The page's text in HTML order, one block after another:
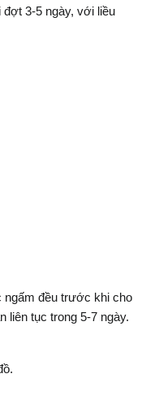
3-5 ngày, với liều
ngấm đều trước khi cho
liên tục trong 5-7 ngày.